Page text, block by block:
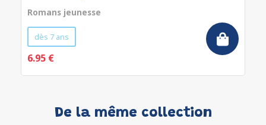
Romans jeunesse
dès 7 ans
6.95 €
De la même collection